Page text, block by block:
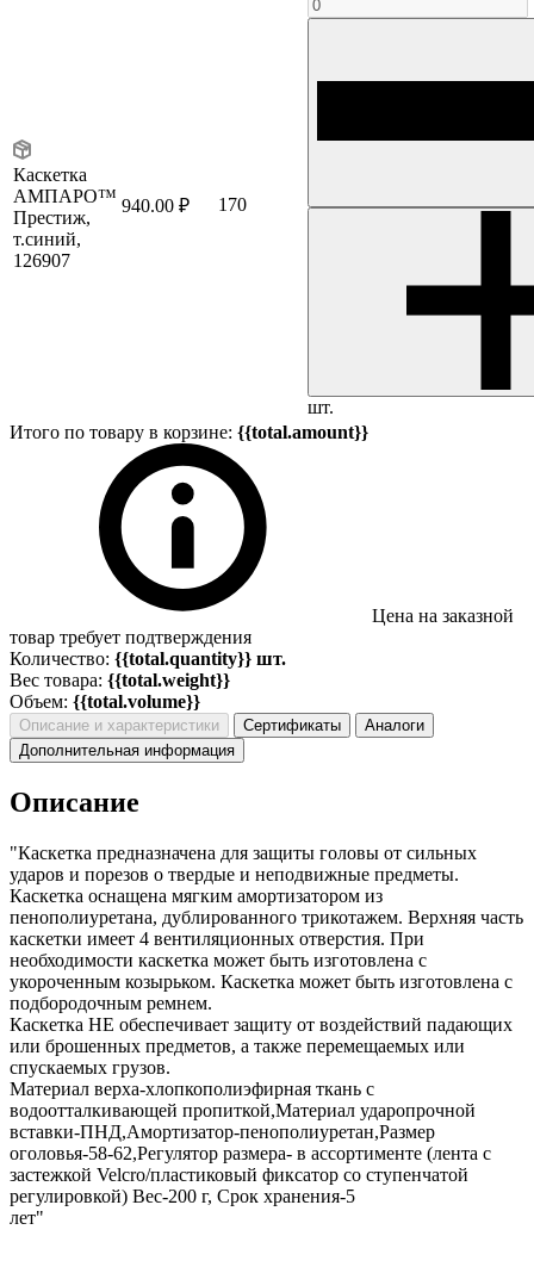
Каскетка
АМПАРО™
Престиж,
т.синий,
126907
940.00 ₽ 170
шт.
Итого по товару в корзине: {{total.amount}}
Цена на заказной
товар требует подтверждения
Количество: {{total.quantity}} шт.
Вес товара: {{total.weight}}
Объем: {{total.volume}}
Описание и характеристики Сертификаты
Аналоги
Дополнительная информация
Описание
"Каскетка предназначена для защиты головы от сильных
ударов и порезов о твердые и неподвижные предметы.
Каскетка оснащена мягким амортизатором из
пенополиуретана, дублированного трикотажем. Верхняя часть
каскетки имеет 4 вентиляционных отверстия. При
необходимости каскетка может быть изготовлена с
укороченным козырьком. Каскетка может быть изготовлена с
подбородочным ремнем.
Каскетка НЕ обеспечивает защиту от воздействий падающих
или брошенных предметов, а также перемещаемых или
спускаемых грузов.
Материал верха-хлопкополиэфирная ткань c
водоотталкивающей пропиткой,Материал ударопрочной
вставки-ПНД,Амортизатор-пенополиуретан,Размер
оголовья-58-62,Регулятор размера- в ассортименте (лента с
застежкой Velcro/пластиковый фиксатор со ступенчатой
регулировкой) Вес-200 г, Срок хранения-5
лет"